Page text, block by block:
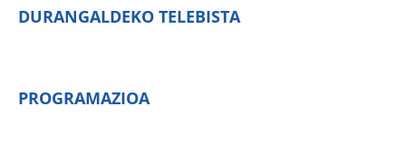
DURANGALDEKO TELEBISTA
PROGRAMAZIOA